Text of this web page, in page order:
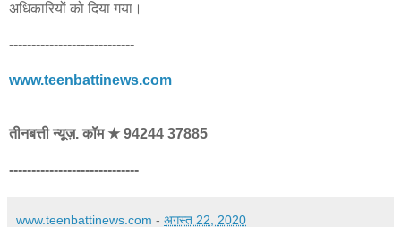
अधिकारियों को दिया गया।
----------------------------
www.teenbattinews.com
तीनबत्ती न्यूज़. कॉम ★ 94244 37885
-----------------------------
www.teenbattinews.com - अगस्त 22, 2020